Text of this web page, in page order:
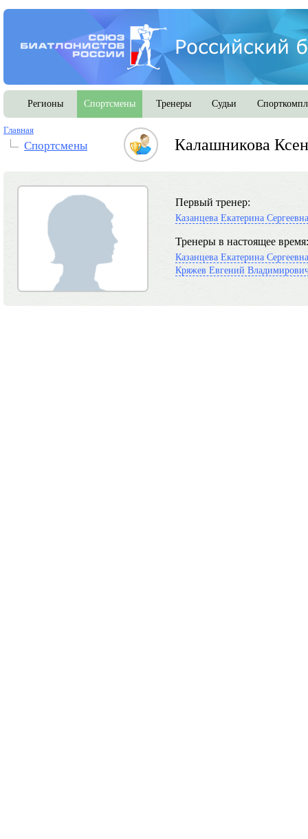
Регионы Спортсмены Тренеры Судьи
Главная
Спортсмены Калашникова
Первый тренер:
Казанцева Екатерина Сергеевна
Тренеры в настоящее время:
Казанцева Екатерина Сергеевна
Кряжев Евгений